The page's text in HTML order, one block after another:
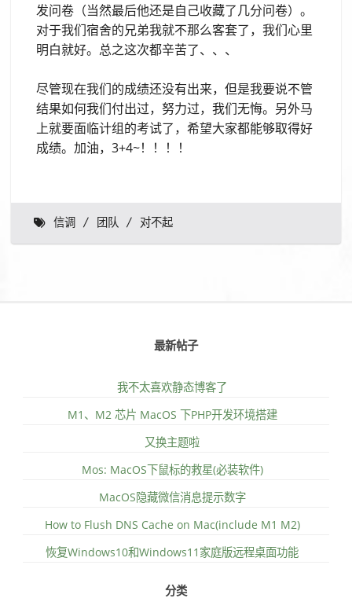
发问卷（当然最后他还是自己收藏了几分问卷）。
对于我们宿舍的兄弟我就不那么客套了，我们心里
明白就好。总之这次都辛苦了、、、
尽管现在我们的成绩还没有出来，但是我要说不管
结果如何我们付出过，努力过，我们无悔。另外马
上就要面临计组的考试了，希望大家都能够取得好
成绩。加油，3+4~！！！！
信调 团队 对不起
最新帖子
我不太喜欢静态博客了
M1、M2 芯片 MacOS 下PHP开发环境搭建
又换主题啦
Mos: MacOS下鼠标的救星(必装软件)
MacOS隐藏微信消息提示数字
How to Flush DNS Cache on Mac(include M1 M2)
恢复Windows10和Windows11家庭版远程桌面功能
分类